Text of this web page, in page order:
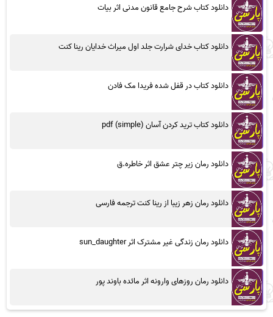
دانلود کتاب شرح جامع قانون مدنی اثر بیات
دانلود کتاب خدای شرارت جلد اول میراث خدایان رینا کنت
دانلود کتاب در قفل شده فریدا مک فادن
دانلود کتاب ترید کردن آسان (simple) pdf
دانلود رمان زیر چتر عشق اثر خاطره.ق
دانلود رمان زهر زیبا از رینا کنت ترجمه فارسی
دانلود رمان زندگی غیر مشترک اثر sun_daughter
دانلود رمان روزهای وارونه اثر مائده باوند پور